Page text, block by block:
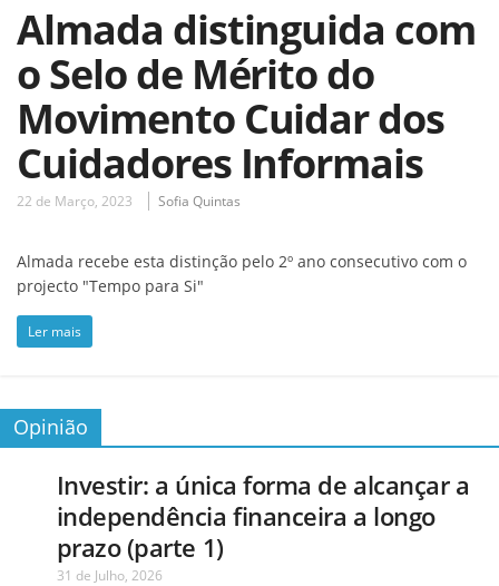
Almada distinguida com
o Selo de Mérito do
Movimento Cuidar dos
Cuidadores Informais
22 de Março, 2023 Sofia Quintas
Almada recebe esta distinção pelo 2º ano consecutivo com o
projecto "Tempo para Si"
Ler mais
Opinião
Investir: a única forma de alcançar a
independência financeira a longo
prazo (parte 1)
31 de Julho, 2026